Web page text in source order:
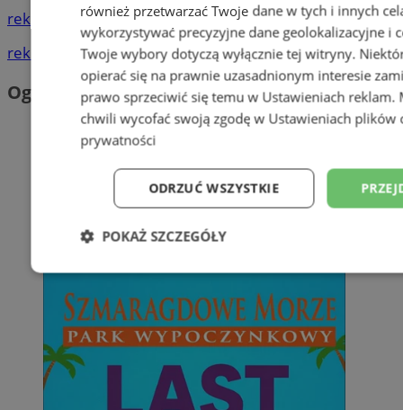
reklama
reklama
Ogłoszenia
również przetwarzać Twoje dane w tych i innych
wykorzystywać precyzyjne dane geolokalizacyjne i
Twoje wybory dotyczą wyłącznie tej witryny.
opierać się na prawnie uzasadnionym interesie
prawo sprzeciwić się temu w Ustawieniach reklam.
chwili wycofać swoją zgodę w Ustawieniach plików
prywatności
ODRZUĆ WSZYSTKIE
POKAŻ SZCZEGÓŁY
Niezbędne Wydajność
Niesklasyfikowane